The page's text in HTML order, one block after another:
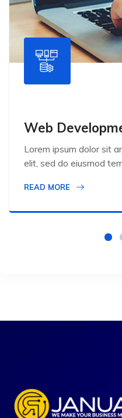
Web
Lorem ipsum dolor sit
elit, sed do eiusmod
READ MORE